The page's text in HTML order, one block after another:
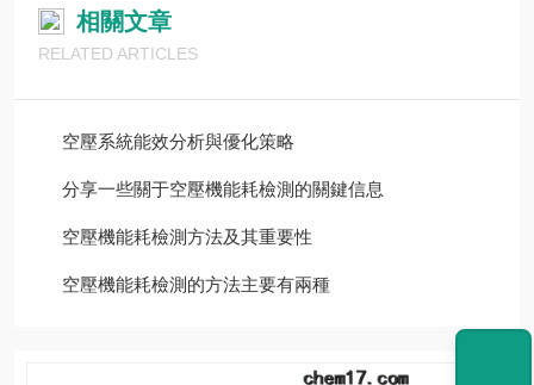
相關文章
RELATED ARTICLES
空壓系統能效分析與優化策略
分享一些關于空壓機能耗檢測的關鍵信息
空壓機能耗檢測方法及其重要性
空壓機能耗檢測的方法主要有兩種